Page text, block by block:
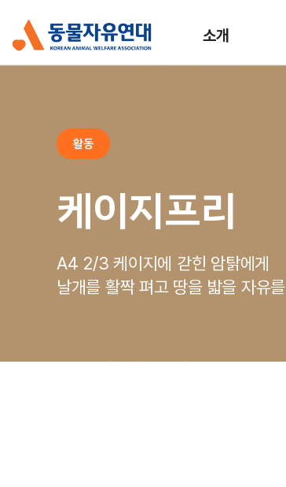
소개
활동
케이지프리
A4 2/3 케이지에 갇힌 암탉에게
날개를 활짝 펴고 땅을 밟을 자유를